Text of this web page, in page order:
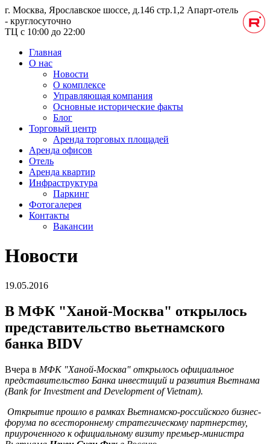
г. Москва, Ярославское шоссе, д.146 стр.1,2 Апарт-отель
- круглосуточно
ТЦ с 10:00 до 22:00
Главная
О нас
Новости
О комплексе
Управляющая компания
Основные исторические факты
Блог
Торговый центр
Аренда торговых площадей
Аренда офисов
Отель
Аренда квартир
Инфраструктура
Паркинг
Фотогалерея
Контакты
Вакансии
Новости
19.05.2016
В МФК "Ханой-Москва" открылось
представительство вьетнамского
банка BIDV
Вчера в МФК "Ханой-Москва" открылось официальное
представительство Банка инвестиций и развития Вьетнама
(Bankfor Investmentand DevelopmentofVietnam).
Открытие прошло в рамках Вьетнамско-российского бизнес-
форума по всестороннему стратегическому партнерству,
приуроченного к официальному визиту премьер-министра